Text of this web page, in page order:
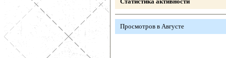
Просмотров в Августе